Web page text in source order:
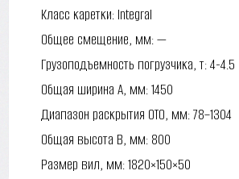
Класс каретки: Integral
Общее смещение, мм: —
Грузоподъемность погрузчика, т: 4-4.5
Общая ширина A, мм: 1450
Диапазон раскрытия OTO, мм: 78–1304
Общая высота B, мм: 800
Размер вил, мм: 1820×150×50